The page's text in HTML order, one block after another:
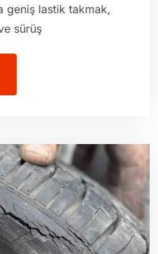
geniş lastik takmak,
sürüş